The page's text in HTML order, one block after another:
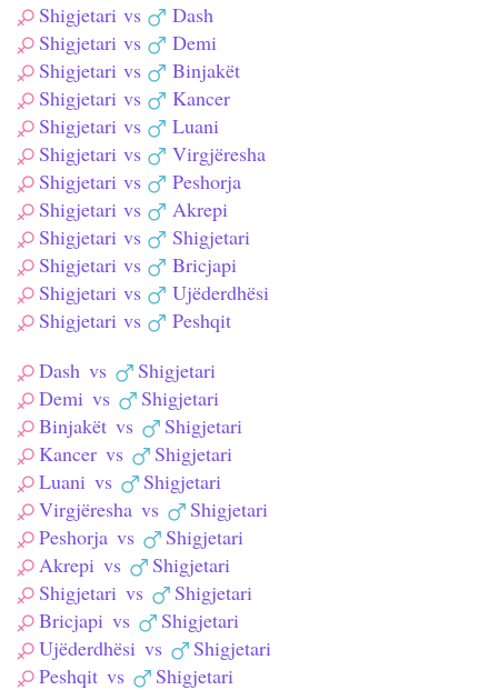
Shigjetari vs
Dash
Shigjetari vs
Demi
Shigjetari vs
Binjakët
Shigjetari vs
Kancer
Shigjetari vs
Luani
Shigjetari vs
Virgjëresha
Shigjetari vs
Peshorja
Shigjetari vs
Akrepi
Shigjetari vs
Shigjetari
Shigjetari vs
Bricjapi
Shigjetari vs
Ujëderdhësi
Shigjetari vs
Peshqit
Dash vs
Shigjetari
Demi vs
Shigjetari
Binjakët vs
Shigjetari
Kancer vs
Shigjetari
Luani vs
Shigjetari
Virgjëresha vs
Shigjetari
Peshorja vs
Shigjetari
Akrepi vs
Shigjetari
Shigjetari vs
Shigjetari
Bricjapi vs
Shigjetari
Ujëderdhësi vs
Shigjetari
Peshqit vs Shigjetari